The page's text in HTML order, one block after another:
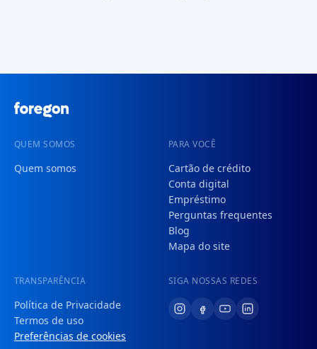
QUEM SOMOS
Quem somos
PARA VOCÊ
Cartão de crédito
Conta digital
Empréstimo
Perguntas frequentes
Blog
Mapa do site
TRANSPARÊNCIA
Política de Privacidade
Termos de uso
Preferências de cookies
SIGA NOSSAS REDES